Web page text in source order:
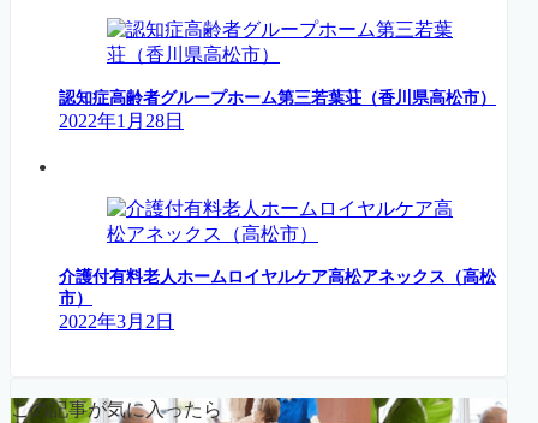
認知症高齢者グループホーム第三若葉荘（香川県高松市）
2022年1月28日
介護付有料老人ホームロイヤルケア高松アネックス（高松
市）
2022年3月2日
この記事が気に入ったら